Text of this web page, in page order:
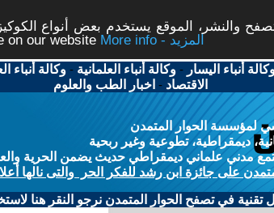
والنشر، الموقع يستخدم بعض أنواع
on our website
More info - المزيد
أنباء اليسار -وكالة أنباء العلمانية -وكالة أنباء
الاقتصاد - اخبار الطب والعلوم
لمؤسسة الحوار المتمدن
ديمقراطية، تطوعية وغير ربحية
مدني علماني ديمقراطي حديث يضمن الحرية
على جائزة ابن رشد للفكر الحر والتى نالها
تقنية في تصفح الحوار المتمدن نرجو النقر هنا